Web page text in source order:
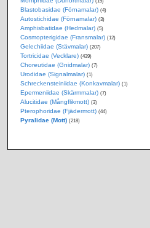
Blastobasidae (Förnamalar) (4)
Autostichidae (Förnamalar) (3)
Amphisbatidae (Hedmalar) (5)
Cosmopterigidae (Fransmalar) (12)
Gelechiidae (Stävmalar) (207)
Tortricidae (Vecklare) (439)
Choreutidae (Gnidmalar) (7)
Urodidae (Signalmalar) (1)
Schreckensteiniidae (Konkavmalar) (1)
Epermeniidae (Skärmmalar) (7)
Alucitidae (Mångflikmott) (3)
Pterophoridae (Fjädermott) (44)
Pyralidae (Mott) (218)